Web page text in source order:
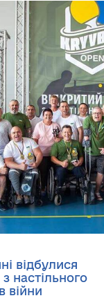
відбулися
настільного
війни